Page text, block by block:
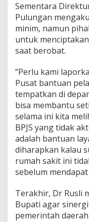
Sementara
Pulungan
minim, namun
untuk
saat berobat.
“Perlu kami
Pusat bantuan
tempatkan di
bisa membantu
selama ini kita
BPJS yang tidak
adalah bantuan
diharapkan kalau
rumah sakit ini
sebelum
Terakhir, Dr Rusli
Bupati agar
pemerintah